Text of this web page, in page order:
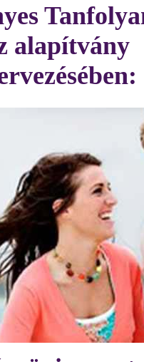
alapítvány